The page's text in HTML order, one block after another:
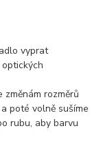
vyprat
změnám rozměrů
poté volně sušíme
rubu, aby barvu